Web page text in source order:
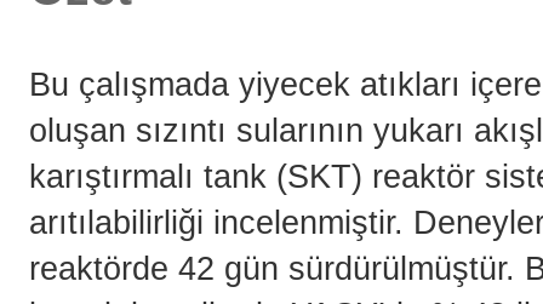
Bu çalışmada yiyecek atıkları
oluşan sızıntı sularının yukarı
karıştırmalı tank (SKT) reaktör
arıtılabilirliği incelenmiştir.
reaktörde 42 gün sürdürülmüştür.